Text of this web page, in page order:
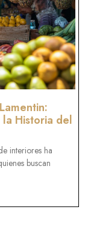
Historia del
interiores ha
buscan